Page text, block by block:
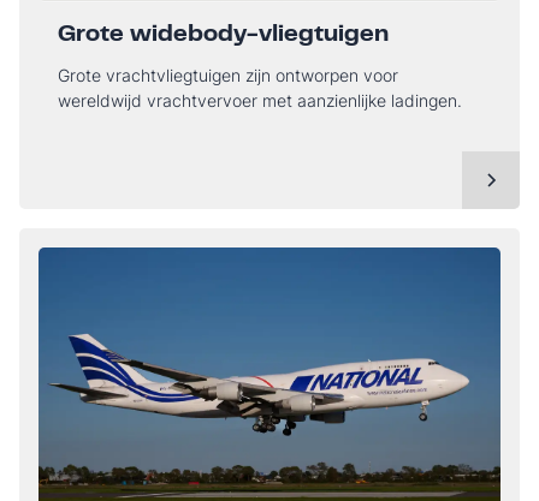
Grote widebody-vliegtuigen
Grote vrachtvliegtuigen zijn ontworpen voor
wereldwijd vrachtvervoer met aanzienlijke ladingen.